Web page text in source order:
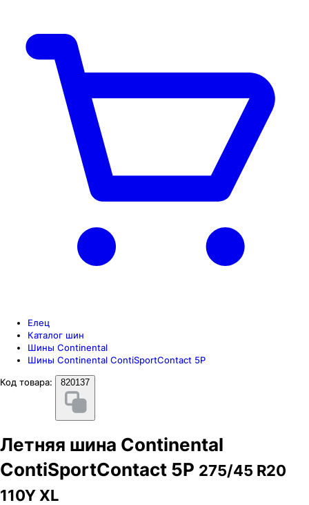
Елец
Каталог шин
Шины Continental
Шины Continental ContiSportContact 5P
Код товара:
820137
Летняя шина Continental
ContiSportContact 5P 275/45 R20
110Y XL